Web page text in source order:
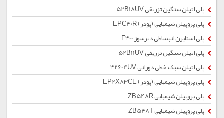
پلی اتیلن سنگین تزریقی 52B18UV
پلی پروپیلن شیمیایی (پودر) EPC40R
پلی استایرن انبساطی دیرسوز F300
پلی اتیلن سنگین تزریقی 52B11UV
پلی اتیلن سبک خطی دورانی 32604UV
پلی پروپیلن شیمیایی (پودر) EP2X83CE
پلی پروپیلن شیمیایی ZB548R
پلی پروپیلن شیمیایی ZB548T